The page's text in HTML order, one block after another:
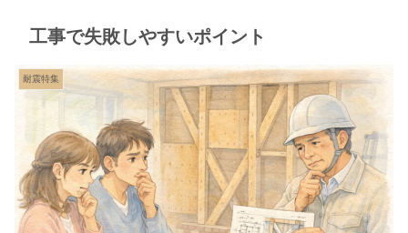
工事で失敗しやすいポイント
耐震特集